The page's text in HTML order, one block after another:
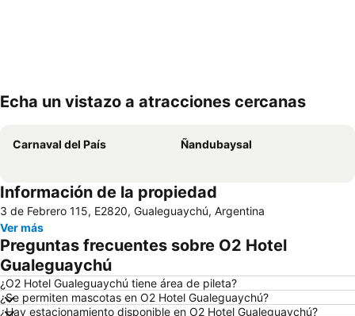
Echa un vistazo a atracciones cercanas
Carnaval del País Ñandubaysal
Información de la propiedad
3 de Febrero 115, E2820, Gualeguaychú, Argentina
Ver más
Preguntas frecuentes sobre O2 Hotel
Gualeguaychú
¿O2 Hotel Gualeguaychú tiene área de pileta?
¿Se permiten mascotas en O2 Hotel Gualeguaychú?
¿Hay estacionamiento disponible en O2 Hotel Gualeguaychú?